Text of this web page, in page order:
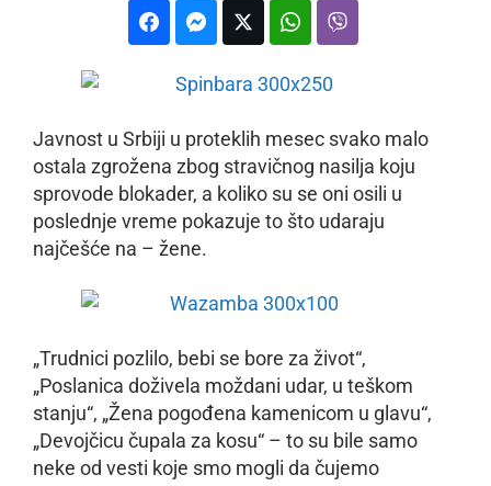
Javnost u Srbiji u proteklih mesec svako malo
ostala zgrožena zbog stravičnog nasilja koju
sprovode blokader, a koliko su se oni osili u
poslednje vreme pokazuje to što udaraju
najčešće na – žene.
„Trudnici pozlilo, bebi se bore za život“,
„Poslanica doživela moždani udar, u teškom
stanju“, „Žena pogođena kamenicom u glavu“,
„Devojčicu čupala za kosu“ – to su bile samo
neke od vesti koje smo mogli da čujemo